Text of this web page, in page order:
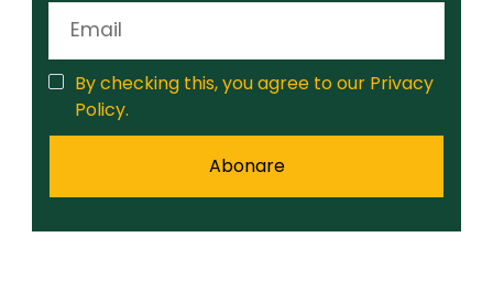
By checking this, you agree to our Privacy
Policy.